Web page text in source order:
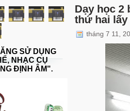
SỬ DỤNG
NHẠC CỤ
ĐỊNH ÂM".
Dạy học 2
thứ hai
tháng 7 11,